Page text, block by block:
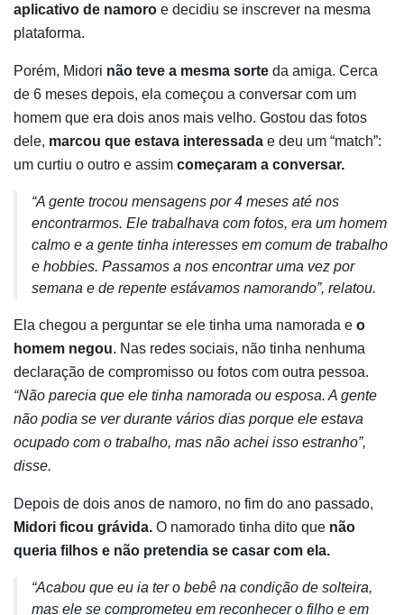
aplicativo de namoro e decidiu se inscrever na mesma
plataforma.
Porém, Midori não teve a mesma sorte da amiga. Cerca
de 6 meses depois, ela começou a conversar com um
homem que era dois anos mais velho. Gostou das fotos
dele, marcou que estava interessada e deu um “match”:
um curtiu o outro e assim começaram a conversar.
“A gente trocou mensagens por 4 meses até nos
encontrarmos. Ele trabalhava com fotos, era um homem
calmo e a gente tinha interesses em comum de trabalho
e hobbies. Passamos a nos encontrar uma vez por
semana e de repente estávamos namorando”, relatou.
Ela chegou a perguntar se ele tinha uma namorada e o
homem negou. Nas redes sociais, não tinha nenhuma
declaração de compromisso ou fotos com outra pessoa.
“Não parecia que ele tinha namorada ou esposa. A gente
não podia se ver durante vários dias porque ele estava
ocupado com o trabalho, mas não achei isso estranho”,
disse.
Depois de dois anos de namoro, no fim do ano passado,
Midori ficou grávida. O namorado tinha dito que não
queria filhos e não pretendia se casar com ela.
“Acabou que eu ia ter o bebê na condição de solteira,
mas ele se comprometeu em reconhecer o filho e em